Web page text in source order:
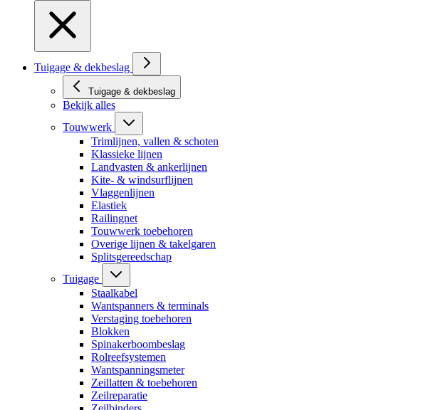
Tuigage & dekbeslag
Tuigage & dekbeslag
Bekijk alles
Touwwerk
Trimlijnen, vallen & schoten
Klassieke lijnen
Landvasten & ankerlijnen
Kite- & windsurflijnen
Vlaggenlijnen
Elastiek
Railingnet
Touwwerk toebehoren
Overige lijnen & takelgaren
Splitsgereedschap
Tuigage
Staalkabel
Wantspanners & terminals
Verstaging toebehoren
Blokken
Spinakerboombeslag
Rolreefsystemen
Wantspanningsmeter
Zeillatten & toebehoren
Zeilreparatie